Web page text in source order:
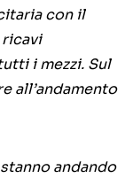
con il
ricavi
i mezzi. Sul
all’andamento
andando